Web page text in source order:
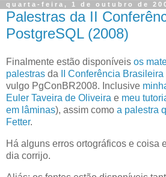
quarta-feira, 1 de outubro de
Palestras da II
PostgreSQL (2008)
Finalmente estão disponíveis os
palestras da II Conferência
vulgo PgConBR2008. Inclusive
Euler Taveira de Oliveira e meu
em lâminas), assim como a palestra
Fetter.
Há alguns erros ortográficos e coisa
dia corrijo.